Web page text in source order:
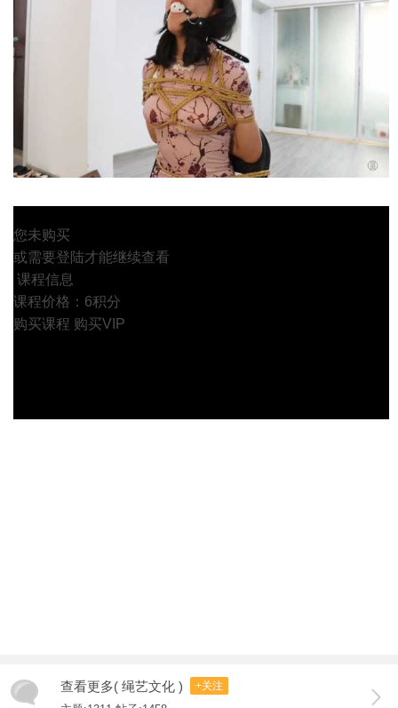
您未购买
或需要登陆才能继续查看
课程信息
课程价格：6积分
购买课程 购买VIP
查看更多( 绳艺文化 ) +关注